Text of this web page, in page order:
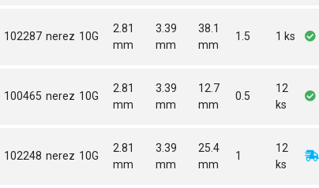
102287 nerez 10G
2.81
mm
3.39
mm
38.1
mm
1.5 1 ks
100465 nerez 10G
2.81
mm
3.39
mm
12.7
mm
0.5
12
ks
102248 nerez 10G
2.81
mm
3.39
mm
25.4
mm
1
12
ks